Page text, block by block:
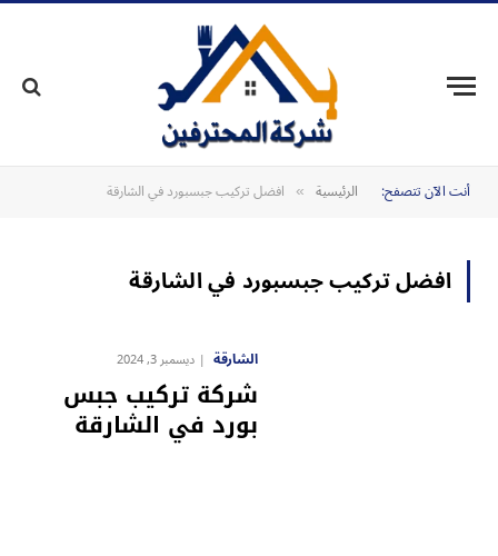
أنت الآن تتصفح: الرئيسية » افضل تركيب جبسبورد في الشارقة
افضل تركيب جبسبورد في الشارقة
الشارقة ديسمبر 3, 2024
شركة تركيب جبس
بورد في الشارقة